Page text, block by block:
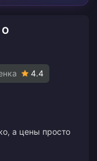
О
4.4
а цены просто